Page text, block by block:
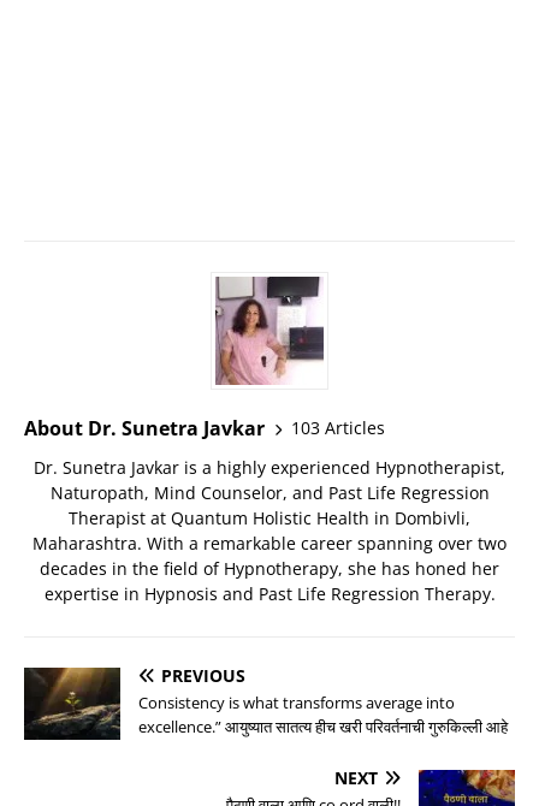
About Dr. Sunetra Javkar
103 Articles
Dr. Sunetra Javkar is a highly experienced Hypnotherapist,
Naturopath, Mind Counselor, and Past Life Regression
Therapist at Quantum Holistic Health in Dombivli,
Maharashtra. With a remarkable career spanning over two
decades in the field of Hypnotherapy, she has honed her
expertise in Hypnosis and Past Life Regression Therapy.
PREVIOUS
Consistency is what transforms average into
excellence.” आयुष्यात सातत्य हीच खरी परिवर्तनाची गुरुकिल्ली आहे
NEXT